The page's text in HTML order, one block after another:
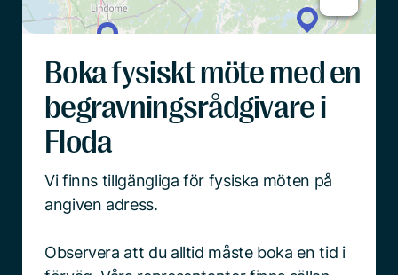
Boka fysiskt möte med en
begravningsrådgivare i
Floda
Vi finns tillgängliga för fysiska möten på
angiven adress.
Observera att du alltid måste boka en tid i